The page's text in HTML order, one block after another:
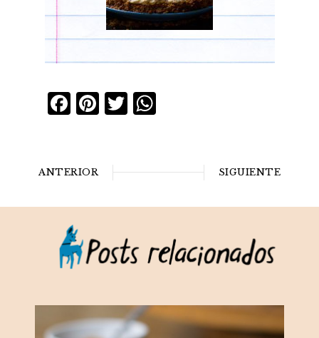
Facebook
Pinterest
Twitter
WhatsApp
ANTERIOR SIGUIENTE